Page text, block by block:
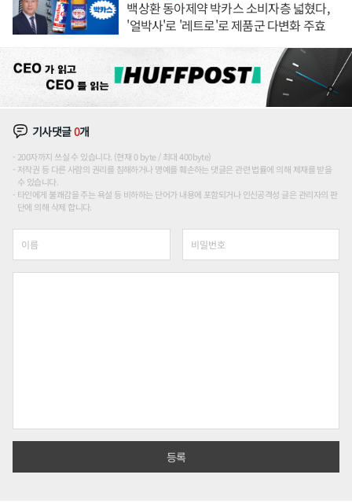
백상환 동아제약 박카스 소비자층 넓혔다,
'얼박사'로 '레트로'로 제품군 다변화 주효
기사댓글0개
200자까지 쓰실 수 있습니다. (현재 0 byte / 최대 400byte)
저작권 등 다른 사람의 권리를 침해하거나 명예를 훼손하는 댓글은 관련 법률에 의해 제재를 받을
수 있습니다.
타인에게 불쾌감을 주는 욕설 등 비하하는 단어가 내용에 포함되거나 인신공격성 글은 관리자의 판
단에 의해 삭제 합니다.